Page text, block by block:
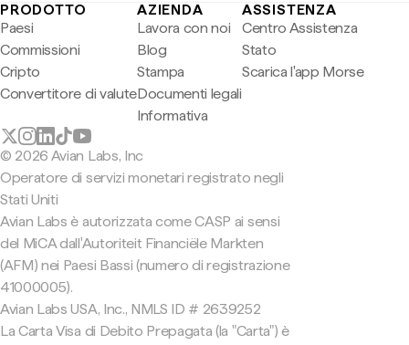
PRODOTTO
Paesi
Commissioni
Cripto
Convertitore di valute
AZIENDA
Lavora con noi
Blog
Stampa
Documenti legali
Informativa
ASSISTENZA
Centro Assistenza
Stato
Scarica l'app Morse
© 2026 Avian Labs, Inc
Operatore di servizi monetari registrato negli
Stati Uniti
Avian Labs è autorizzata come CASP ai sensi
del MiCA dall'Autoriteit Financiële Markten
(AFM) nei Paesi Bassi (numero di registrazione
41000005).
Avian Labs USA, Inc., NMLS ID # 2639252
La Carta Visa di Debito Prepagata (la "Carta") è